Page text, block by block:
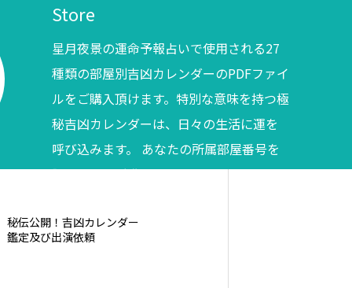
Store
星月夜景の運命予報占いで使用される27
種類の部屋別吉凶カレンダーのPDFファイ
ルをご購入頂けます。特別な意味を持つ極
秘吉凶カレンダーは、日々の生活に運を
呼び込みます。 あなたの所属部屋番号を
調べてからご購入ください。
秘伝公開！吉凶カレンダー
鑑定及び出演依頼